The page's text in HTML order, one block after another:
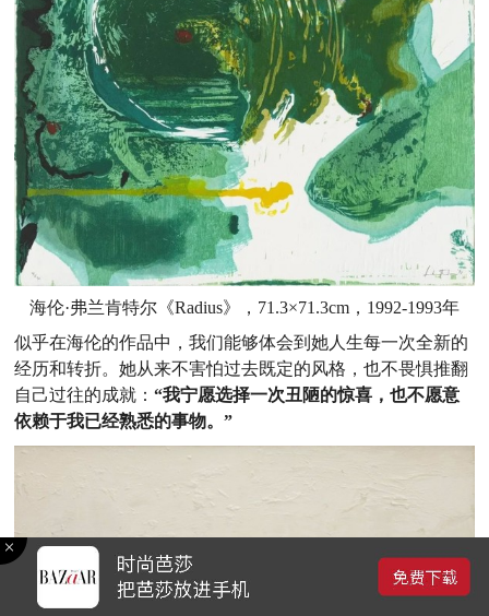
海伦·弗兰肯特尔《Radius》，71.3×71.3cm，1992-1993年
似乎在海伦的作品中，我们能够体会到她人生每一次全新的
经历和转折。她从来不害怕过去既定的风格，也不畏惧推翻
自己过往的成就：“我宁愿选择一次丑陋的惊喜，也不愿意
依赖于我已经熟悉的事物。”